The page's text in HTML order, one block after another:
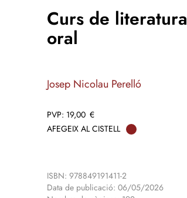
Curs de literatura
oral
Josep Nicolau Perelló
19,00 €
AFEGEIX AL CISTELL
ISBN: 978849191411-2
Data de publicació: 06/05/2026